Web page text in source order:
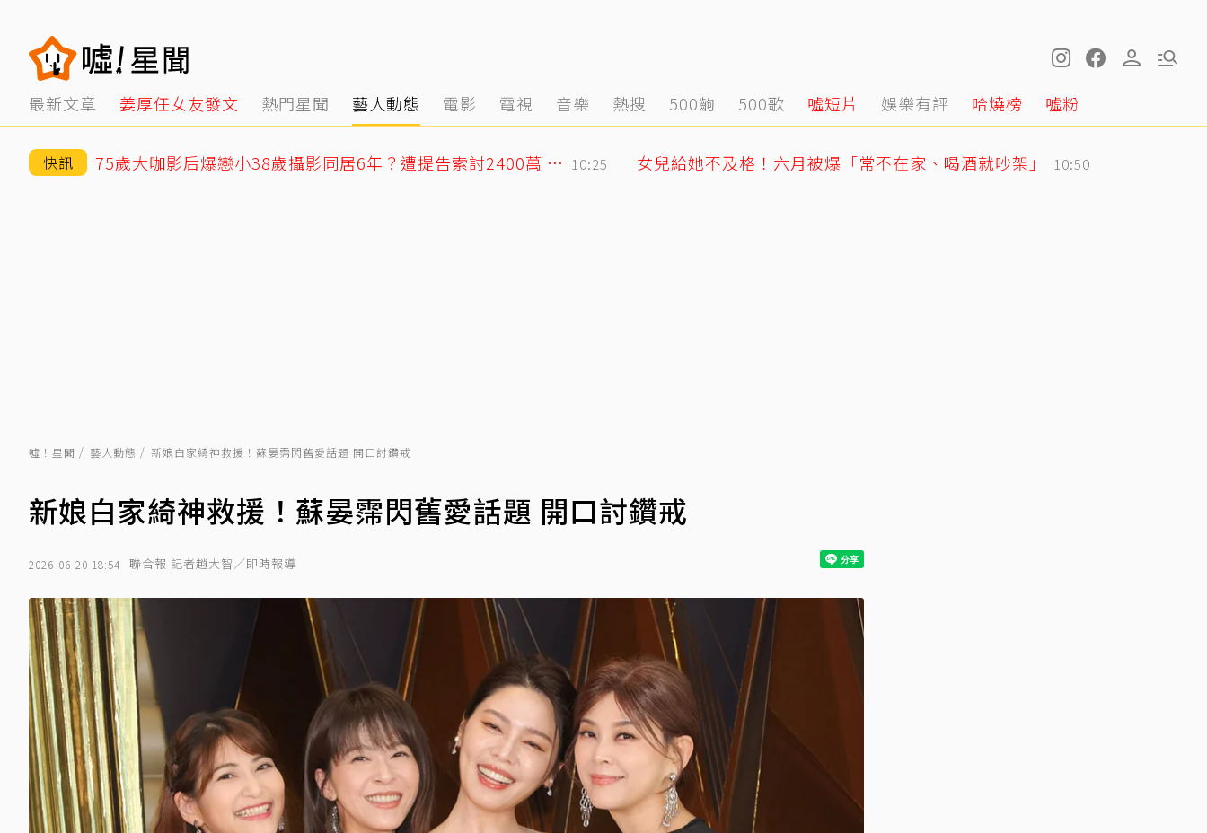
最新文章 姜厚任女友發文 熱門星聞 藝人動態 電影 電視 音樂 熱搜 500齣 500歌 噓短片 娛樂有評 哈燒榜 噓粉
快訊 75歲大咖影后爆戀小38歲攝影同居6年？遭提告索討2400萬 硬氣反擊絕不給 10:25 女兒給她不及格！六月被爆「常不在家、喝酒就吵架」 10:50
噓！星聞 藝人動態 新娘白家綺神救援！蘇晏霈閃舊愛話題 開口討鑽戒
新娘白家綺神救援！蘇晏霈閃舊愛話題 開口討鑽戒
2026-06-20 18:54 聯合報 記者趙大智／即時報導